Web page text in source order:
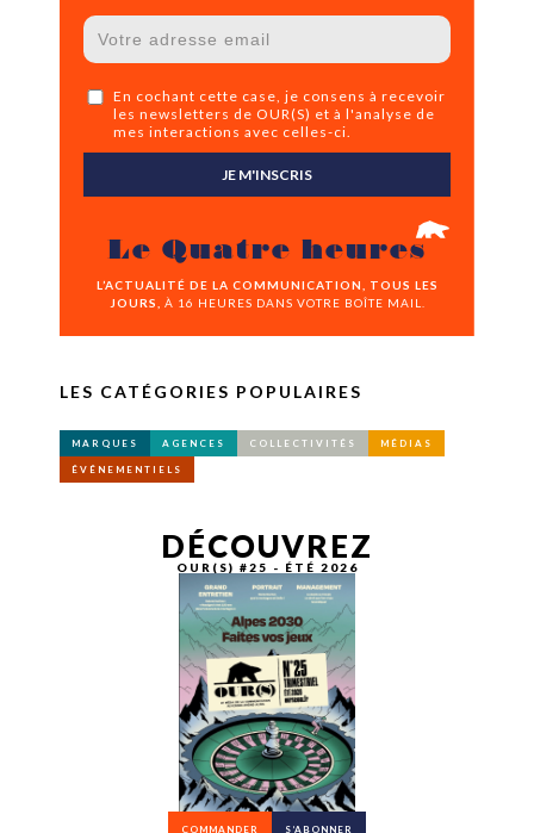
En cochant cette case, je consens à recevoir
les newsletters de OUR(S) et à l'analyse de
mes interactions avec celles-ci.
JE M'INSCRIS
Le Quatre heures
L’ACTUALITÉ DE LA COMMUNICATION, TOUS LES
JOURS,
À 16 HEURES DANS VOTRE BOÎTE MAIL.
LES CATÉGORIES POPULAIRES
MARQUES AGENCES COLLECTIVITÉS MÉDIAS
ÉVÉNEMENTIELS
DÉCOUVREZ
OUR(S) #25 - ÉTÉ 2026
COMMANDER S’ABONNER